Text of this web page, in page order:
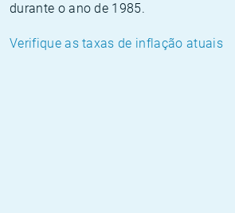
durante o ano de 1985.
Verifique as taxas de inflação atuais